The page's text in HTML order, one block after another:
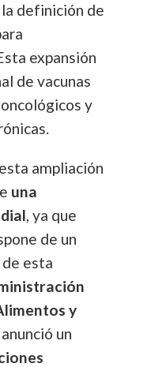
definición de
expansión
de vacunas
y
ampliación
una
, ya que
de un
esta
y
anunció un